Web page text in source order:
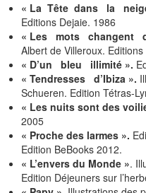
« La Tête dans la
Editions Dejaie. 1986
« Les mots changent
Albert de Villeroux.
« D’un bleu illimité ».
« Tendresses d’Ibiza ».
Schueren. Edition Tétras-
« Les nuits sont des
2005
« Proche des larmes ».
Edition BeBooks 2012.
« L’envers du Monde ».
Edition Déjeuners sur